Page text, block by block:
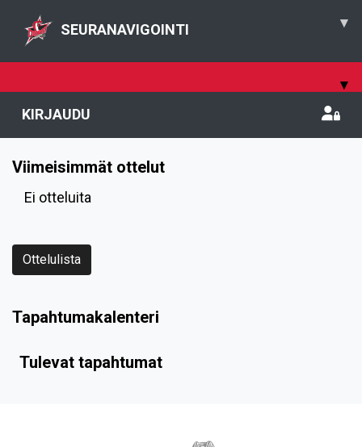
SEURANAVIGOINTI ▾
▾
KIRJAUDU
Viimeisimmät ottelut
Ei otteluita
Ottelulista
Tapahtumakalenteri
Tulevat tapahtumat